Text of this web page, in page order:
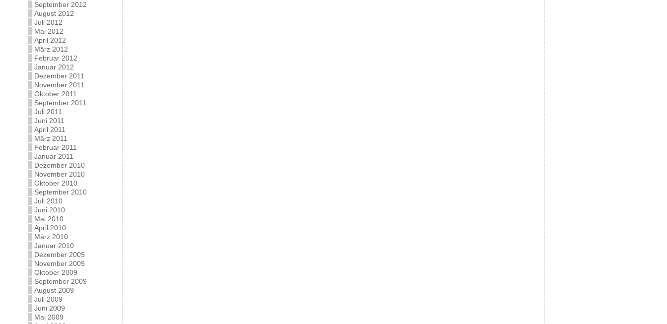
September 2012
August 2012
Juli 2012
Mai 2012
April 2012
März 2012
Februar 2012
Januar 2012
Dezember 2011
November 2011
Oktober 2011
September 2011
Juli 2011
Juni 2011
April 2011
März 2011
Februar 2011
Januar 2011
Dezember 2010
November 2010
Oktober 2010
September 2010
Juli 2010
Juni 2010
Mai 2010
April 2010
März 2010
Januar 2010
Dezember 2009
November 2009
Oktober 2009
September 2009
August 2009
Juli 2009
Juni 2009
Mai 2009